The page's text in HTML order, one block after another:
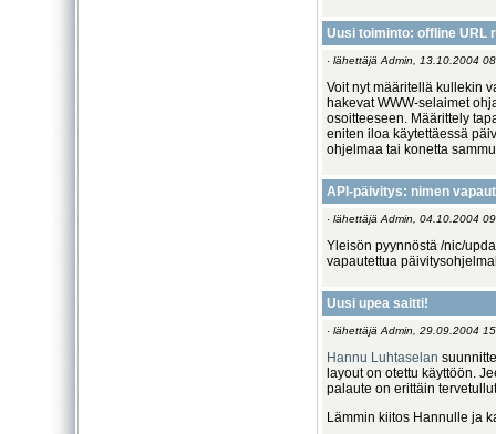
Uusi toiminto: offline URL
· lähettäjä Admin, 13.10.2004
Voit nyt määritellä kullekin
hakevat WWW-selaimet
osoitteeseen. Määrittely
eniten iloa käytettäessä
ohjelmaa tai konetta
API-päivitys: nimen
· lähettäjä Admin, 04.10.2004
Yleisön pyynnöstä /nic/
vapautettua
Uusi upea saitti!
· lähettäjä Admin, 29.09.2004
Hannu Luhtaselan
layout on otettu käyttöön.
palaute on erittäin
Lämmin kiitos Hannulle ja